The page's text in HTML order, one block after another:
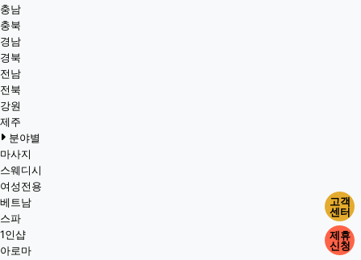
충남
충북
경남
경북
전남
전북
강원
제주
분야별
마사지
스웨디시
여성전용
베트남
스파
1인샵
아로마
고객
센터
제휴
신청